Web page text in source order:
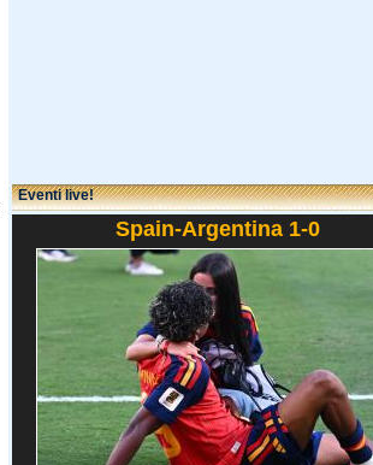
Eventi live!
Spain-Argentina 1-0